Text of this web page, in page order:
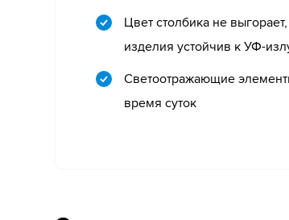
Цвет столбика не
изделия устойчив к УФ-
Светоотражающие
время суток